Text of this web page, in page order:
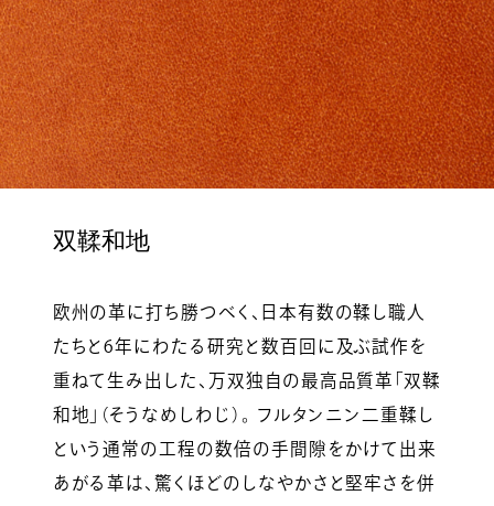
双鞣和地
欧州の革に打ち勝つべく、日本有数の鞣し職人
たちと6年にわたる研究と数百回に及ぶ試作を
重ねて生み出した、万双独自の最高品質革「双鞣
和地」（そうなめしわじ）。 フルタンニン二重鞣し
という通常の工程の数倍の手間隙をかけて出来
あがる革は、驚くほどのしなやかさと堅牢さを併